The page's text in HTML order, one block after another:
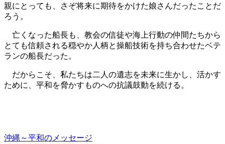
親にとっても、さぞ将来に期待をかけた娘さんだったことだ
ろう。
亡くなった船長も、教会の信徒や海上行動の仲間たちから
とても信頼される穏やか人柄と操船技術を持ち合わせたベテ
ランの船長だった。
だからこそ、私たちは二人の遺志を未来に生かし、活かす
ために、平和を脅かすものへの抗議鼓動を続ける。
沖縄～平和のメッセージ